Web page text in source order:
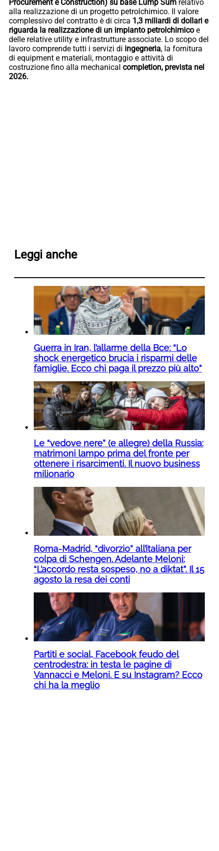
Procurement e Construction) su base Lump Sum relativo
alla realizzazione di un progetto petrolchimico. Il valore
complessivo del contratto è di circa 1,3 miliardi di dollari e
riguarda la realizzazione di un impianto petrolchimico e
delle relative utility e infrastrutture associate. Lo scopo del
lavoro comprende tutti i servizi di ingegneria, la fornitura
di equipment e materiali, montaggio e attività di
costruzione fino alla mechanical completion, prevista nel
2026.
Leggi anche
Guerra in Iran, l’allarme della Bce: “Lo
shock energetico brucia i risparmi delle
famiglie. Ecco chi paga il prezzo più alto”
Le “vedove nere” (e allegre) della Russia:
matrimoni lampo prima del fronte per
ottenere i risarcimenti. Il nuovo business
milionario
Roma-Madrid, “divorzio” all’italiana per
colpa di Schengen. Adelante Meloni:
“L’accordo resta sospeso, no a diktat”. Il 15
agosto la resa dei conti
Partiti e social, Facebook feudo del
centrodestra: in testa le pagine di
Vannacci e Meloni. E su Instagram? Ecco
chi ha la meglio